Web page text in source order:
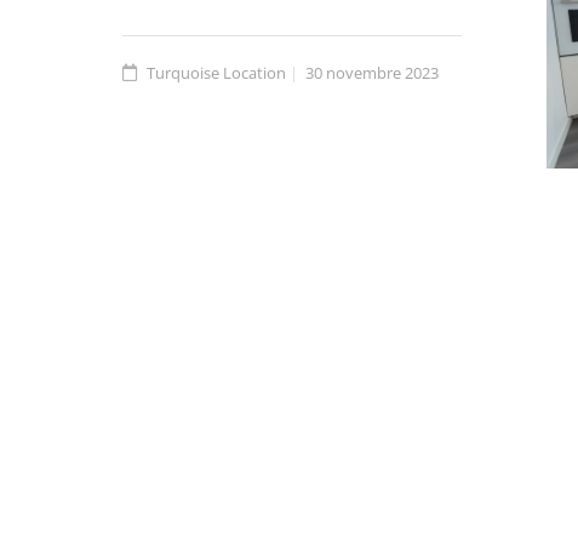
Turquoise Location 30 novembre 2023